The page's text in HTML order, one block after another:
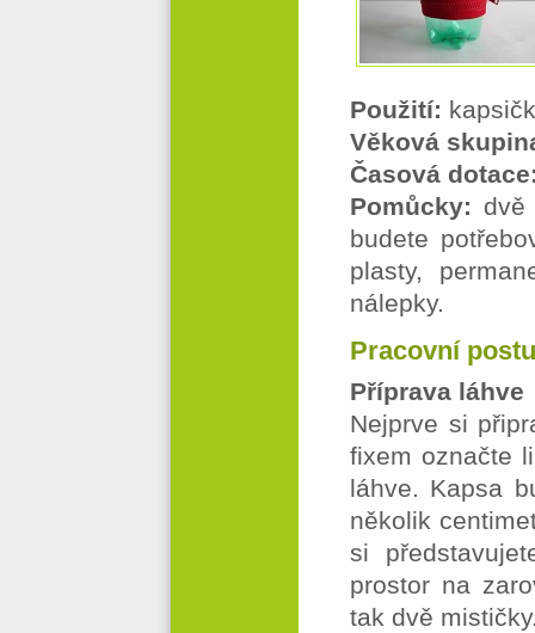
Použití:
Věková
Časová
Pomůcky: dvě
budete
plasty,
nálepky.
Pracovní
Příprava láhve
Nejprve si
fixem označte
láhve. Kapsa
několik
si
prostor na
tak dvě